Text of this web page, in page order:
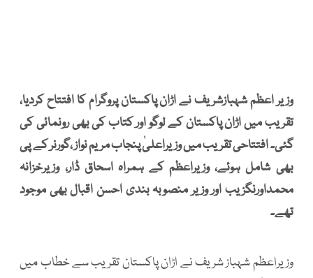
وزیر اعظم شہبازشریف نے اڑان پاکستان پروگرام کا افتتاح کردیا،
تقریب میں اڑان پاکستان کے لوگو اور کتاب کی بھی رونمائی کی
گئی۔ افتتاحی تقریب میں وزیراعلیٰ پنجاب مریم نواز ،گورنر کے پی
بھی شامل ہوئے، وزیراعظم کے ہمراہ اسحاق ڈار، وزیرخزانہ
محمداورنگزیب اور وزیر منصوبہ بندی احسن اقبال بھی موجود
تھے۔
وزیراعظم شہباز شریف نے اڑان پاکستان تقریب سے خطاب میں